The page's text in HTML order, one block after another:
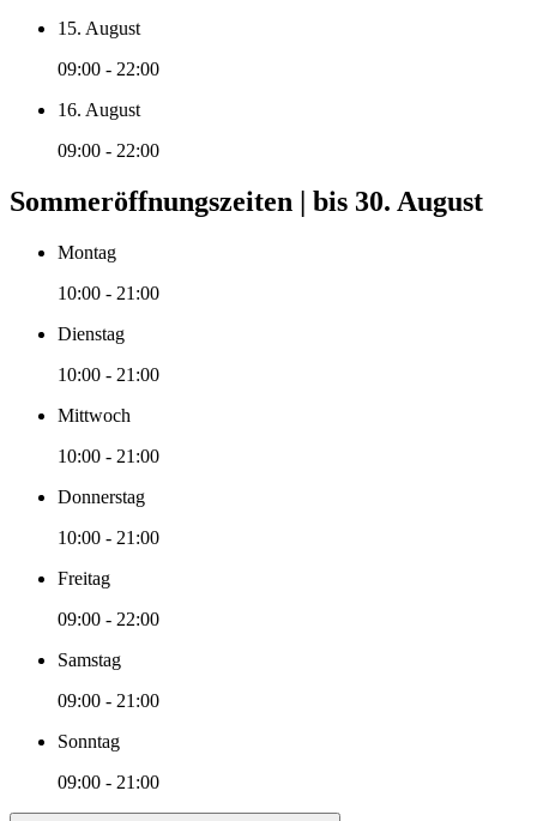
15. August
09:00 - 22:00
16. August
09:00 - 22:00
Sommeröffnungszeiten | bis 30. August
Montag
10:00 - 21:00
Dienstag
10:00 - 21:00
Mittwoch
10:00 - 21:00
Donnerstag
10:00 - 21:00
Freitag
09:00 - 22:00
Samstag
09:00 - 21:00
Sonntag
09:00 - 21:00